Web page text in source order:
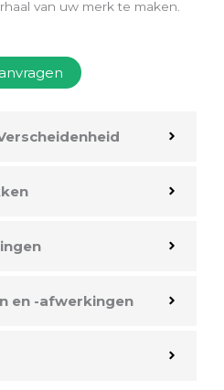
van uw merk te maken.
en -afwerkingen